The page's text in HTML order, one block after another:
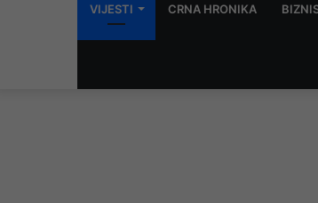
VIJESTI CRNA HRONIKA